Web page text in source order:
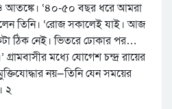
আতঙ্কে। ‘৪০-৫০ বছর ধরে আমরা
তিনি। ‘রোজ সকালেই যাই। আজ
ঠিক নেই। ভিতরে ঢোকার পর…
মধ্যে যোগেশ চন্দ্র রায়ের
নয়—তিনি যেন সময়ের
২